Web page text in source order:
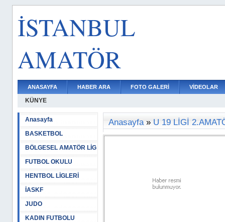
İSTANBUL
AMATÖR
ANASAYFA HABER ARA FOTO GALERİ VİDEOLAR
KÜNYE
Anasayfa
BASKETBOL
BÖLGESEL AMATÖR LİG
FUTBOL OKULU
HENTBOL LİGLERİ
İASKF
JUDO
KADIN FUTBOLU
Anasayfa» U 19 LİGİ